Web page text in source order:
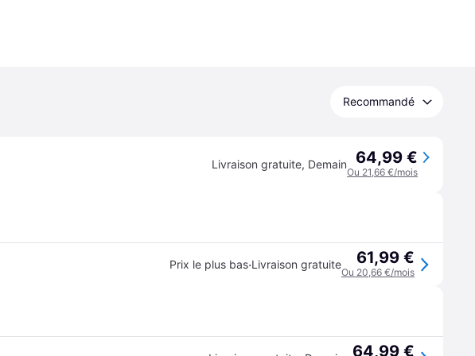
Recommandé
Livraison gratuite, Demain 64,99 €
Ou 21,66 €/mois
Prix le plus bas·Livraison gratuite 61,99 €
Ou 20,66 €/mois
64,99 €